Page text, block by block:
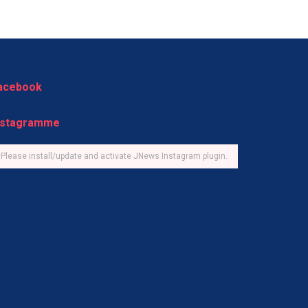
Please install/update and activate JNews Instagram plugin.